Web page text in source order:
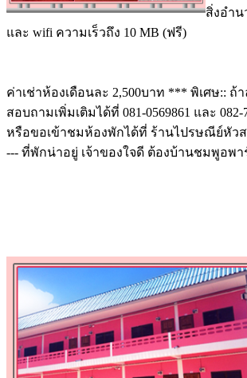
สิ่งอำน
และ wifi ความเร็วถึง 10 MB (ฟรี)
ค่าเช่าห้องเดือนละ 2,500บาท *** พิเศษ::
สอบถามเพิ่มเติมได้ที่ 081-0569861 และ 082-
หรือขอเข้าชมห้องพักได้ที่ ร้านไปรษณีย์หัว
--- ที่พักน่าอยู่ เจ้าของใจดี ต้องบ้านชมพูอพ